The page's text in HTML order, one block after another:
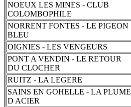
NOEUX LES MINES - CLUB
COLOMBOPHILE
NORRENT FONTES - LE PIGEON
BLEU
OIGNIES - LES VENGEURS
PONT A VENDIN - LE RETOUR
DU CLOCHER
RUITZ - LA LEGERE
SAINS EN GOHELLE - LA PLUME
D ACIER